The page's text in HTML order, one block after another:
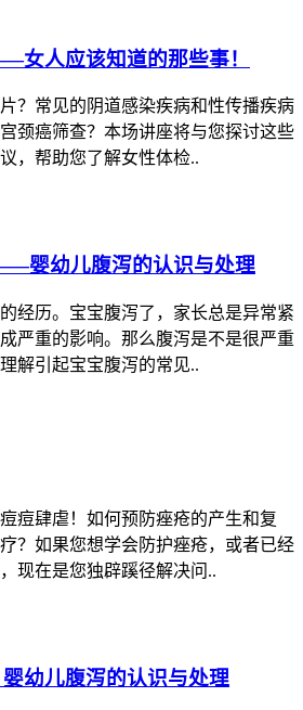
女人应该知道的那些事！
？常见的阴道感染疾病和性传播疾病
颈癌筛查？本场讲座将与您探讨这些
，帮助您了解女性体检..
婴幼儿腹泻的认识与处理
经历。宝宝腹泻了，家长总是异常紧
严重的影响。那么腹泻是不是很严重
解引起宝宝腹泻的常见..
痘肆虐！如何预防痤疮的产生和复
？如果您想学会防护痤疮，或者已经
现在是您独辟蹊径解决问..
幼儿腹泻的认识与处理